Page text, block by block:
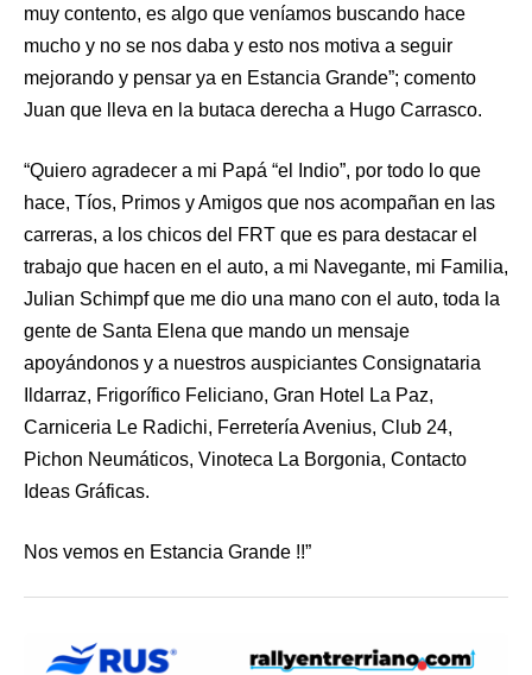
muy contento, es algo que veníamos buscando hace
mucho y no se nos daba y esto nos motiva a seguir
mejorando y pensar ya en Estancia Grande”; comento
Juan que lleva en la butaca derecha a Hugo Carrasco.
“Quiero agradecer a mi Papá “el Indio”, por todo lo que
hace, Tíos, Primos y Amigos que nos acompañan en las
carreras, a los chicos del FRT que es para destacar el
trabajo que hacen en el auto, a mi Navegante, mi Familia,
Julian Schimpf que me dio una mano con el auto, toda la
gente de Santa Elena que mando un mensaje
apoyándonos y a nuestros auspiciantes Consignataria
Ildarraz, Frigorífico Feliciano, Gran Hotel La Paz,
Carniceria Le Radichi, Ferretería Avenius, Club 24,
Pichon Neumáticos, Vinoteca La Borgonia, Contacto
Ideas Gráficas.
Nos vemos en Estancia Grande !!”